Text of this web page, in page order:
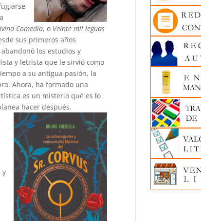
Comedia, o Veinte mil leguas
sus primeros años
los estudios y
y letrista que le sirvió como
a su antigua pasión, la
Ahora, ha formado una
es un misterio qué es lo
hacer después.
y